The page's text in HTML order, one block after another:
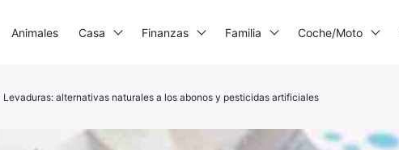
Levaduras: alternativas naturales a los abonos y pesticidas artificiales
Animales Casa
Impresora 3D
Generador
Finanzas Familia Coche/Moto
Busca: